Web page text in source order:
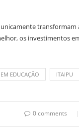
os investimentos
EDUCAÇÃO ITAIPU
0 comments